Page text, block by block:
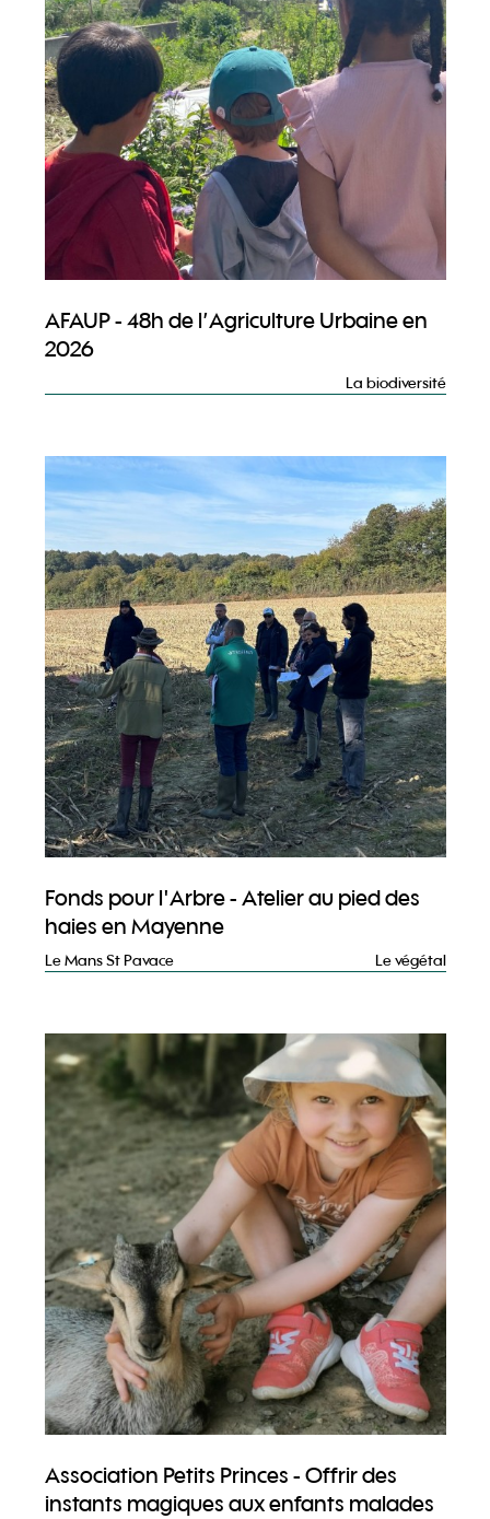
AFAUP - 48h de l’Agriculture Urbaine en
2026
La biodiversité
Fonds pour l'Arbre - Atelier au pied des
haies en Mayenne
Le Mans St Pavace Le végétal
Association Petits Princes - Offrir des
instants magiques aux enfants malades